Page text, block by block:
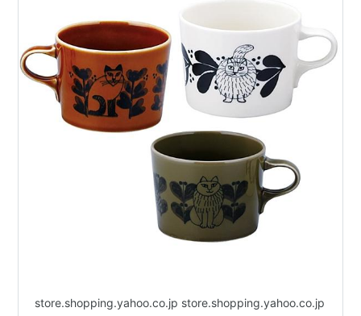
store.shopping.yahoo.co.jp store.shopping.yahoo.co.jp